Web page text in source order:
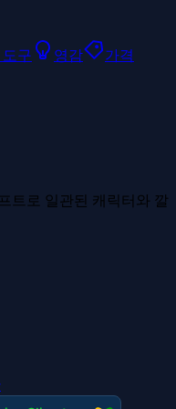
구 영감 가격
트로 일관된 캐릭터와 깔